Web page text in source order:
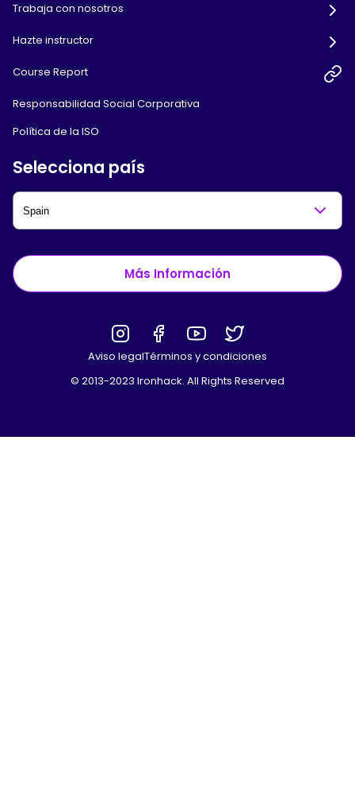
Trabaja con nosotros
Hazte instructor
Course Report
Responsabilidad Social Corporativa
Política de la ISO
Selecciona país
Más Información
Aviso legalTérminos y condiciones
© 2013-2023 Ironhack. All Rights Reserved